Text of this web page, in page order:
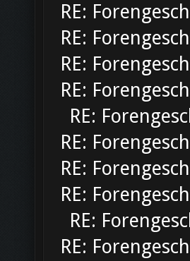
RE:
RE:
RE:
RE:
RE:
RE:
RE:
RE:
RE:
RE: